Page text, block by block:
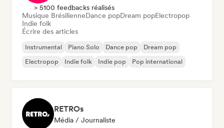
> 5100 feedbacks réalisés
Musique BrésilienneDance popDream popElectropop
Indie folk
Écrire des articles
Instrumental Piano Solo Dance pop
Dream pop
Electropop
Indie folk Indie pop Pop international
RETROs
Média / Journaliste